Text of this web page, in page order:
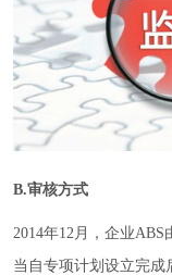
B.审核方式
2014年12月，企业
当自专项计划设立完成